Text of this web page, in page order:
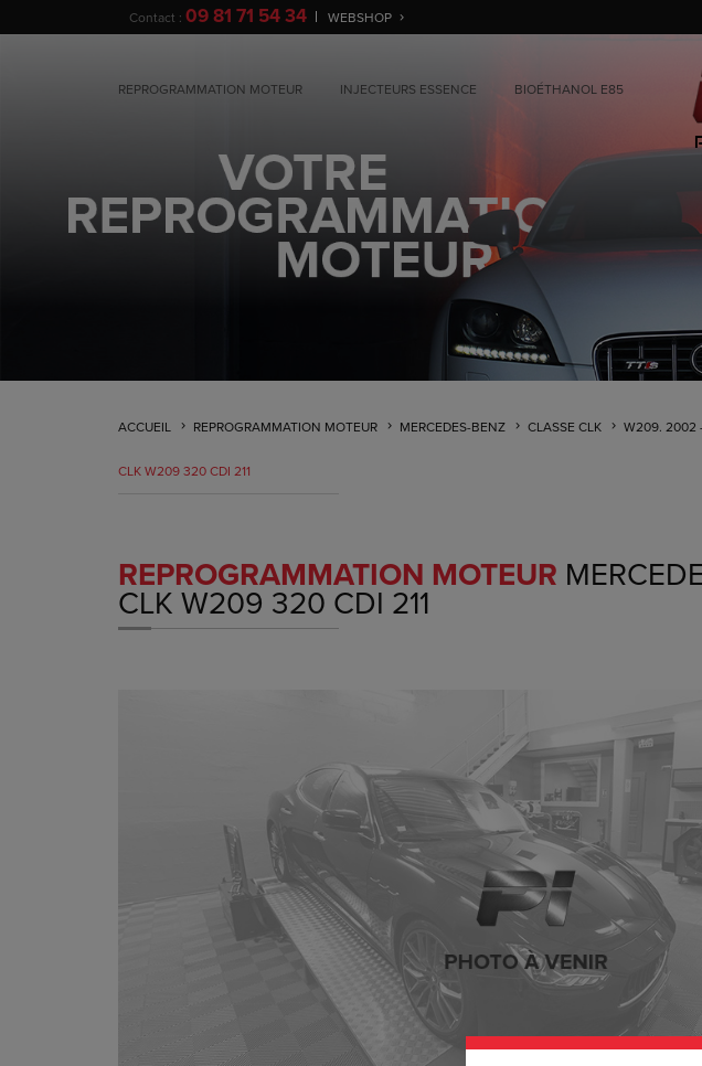
Contact : 09 81 71 54 34 WEBSHOP
REPROGRAMMATION MOTEUR INJECTEURS ESSENCE BIOÉTHANOL E85
ACCUEIL REPROGRAMMATION MOTEUR MERCEDES-BENZ CLASSE CLK W209. 2002
CLK W209 320 CDI 211
REPROGRAMMATION MOTEUR
CLK W209 320 CDI 211